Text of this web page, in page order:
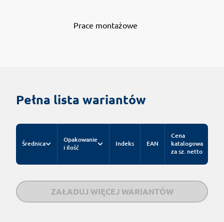
Prace montażowe
Pełna lista wariantów
Średnica
Opakowanie
i ilość
Indeks EAN
Cena
katalogowa
za sz. netto
ZAŁADUJ WIĘCEJ WARIANTÓW